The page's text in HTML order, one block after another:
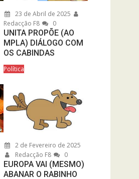
23 de Abril de 2025
Redacção F8
0
UNITA PROPÕE (AO
MPLA) DIÁLOGO COM
OS CABINDAS
Política
2 de Fevereiro de 2025
Redacção F8
0
EUROPA VAI (MESMO)
ABANAR O RABINHO